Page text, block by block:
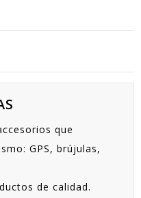
que
GPS, brújulas,
de calidad.